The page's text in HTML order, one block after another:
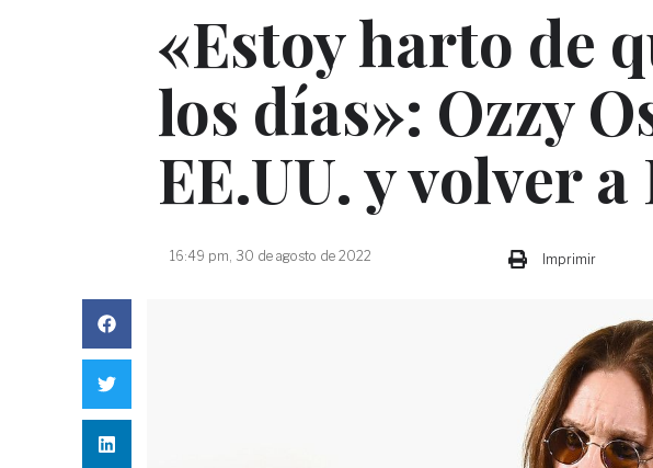
«Estoy harto de
los días»: Ozzy
EE.UU. y volver
16:49 pm, 30 de agosto de 2022 Imprimir